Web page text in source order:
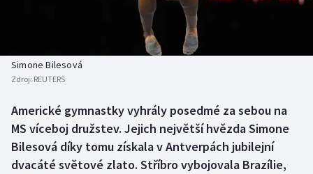
Boby a skeleton
Box
Curling
AZ kvíz
Simone Bilesová
Zdroj: REUTERS
Americké gymnastky vyhrály posedmé za sebou na
MS víceboj družstev. Jejich největší hvězda Simone
Bilesová díky tomu získala v Antverpách jubilejní
dvacáté světové zlato. Stříbro vybojovala Brazílie,